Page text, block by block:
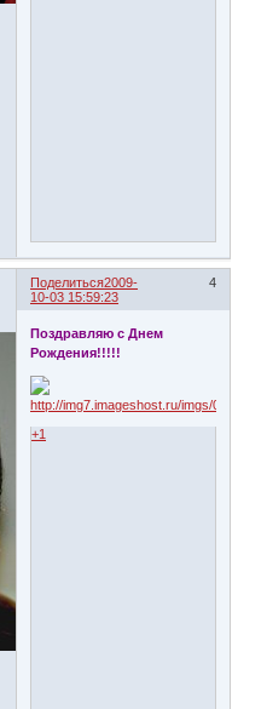
Поделиться 4
2009-
10-03 15:59:23
Поздравляю с Днем
Рождения!!!!!
+1